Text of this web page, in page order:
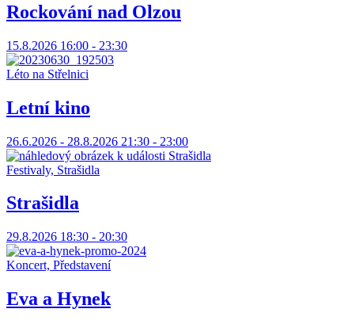
Rockování nad Olzou
15.8.2026 16:00 - 23:30
Léto na Střelnici
Letní kino
26.6.2026 - 28.8.2026 21:30 - 23:00
Festivaly, Strašidla
Strašidla
29.8.2026 18:30 - 20:30
Koncert, Představení
Eva a Hynek